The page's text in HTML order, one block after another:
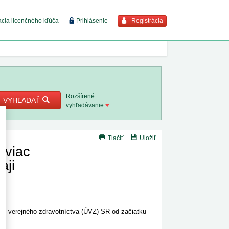
licenčného kľúča Prihlásenie Registrácia
viac
8. 2026
8.
8. 2026
8. 2026
VYHĽADAŤ
Rozšírené
vyhľadávanie
Tlačiť
Uložiť
verejného zdravotníctva (ÚVZ) SR od začiatku